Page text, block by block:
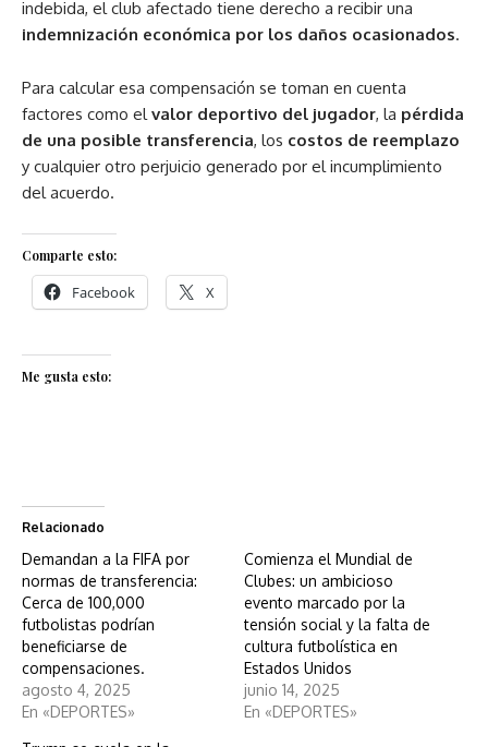
indebida, el club afectado tiene derecho a recibir una
indemnización económica por los daños ocasionados.
Para calcular esa compensación se toman en cuenta
factores como el valor deportivo del jugador, la pérdida
de una posible transferencia, los costos de reemplazo
y cualquier otro perjuicio generado por el incumplimiento
del acuerdo.
Comparte esto:
Facebook X
Me gusta esto:
Relacionado
Demandan a la FIFA por
normas de transferencia:
Cerca de 100,000
futbolistas podrían
beneficiarse de
compensaciones.
agosto 4, 2025
En «DEPORTES»
Comienza el Mundial de
Clubes: un ambicioso
evento marcado por la
tensión social y la falta de
cultura futbolística en
Estados Unidos
junio 14, 2025
En «DEPORTES»